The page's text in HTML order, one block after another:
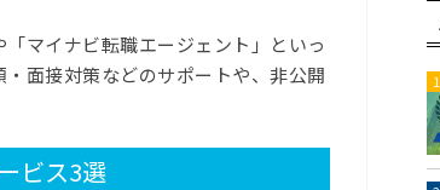
マイナビ転職エージェント」といっ
・面接対策などのサポートや、非公開
ビス3選